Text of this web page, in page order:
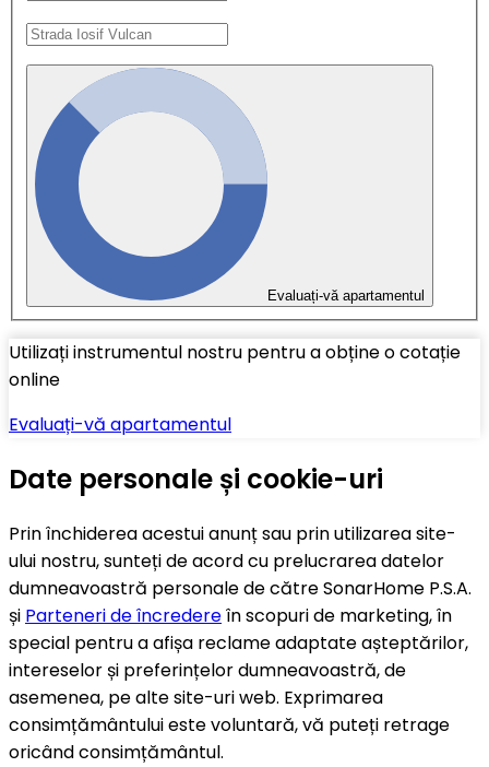
Evaluați-vă apartamentul
Utilizați instrumentul nostru pentru a obține o cotație
online
Evaluați-vă apartamentul
Date personale și cookie-uri
Prin închiderea acestui anunț sau prin utilizarea site-
ului nostru, sunteți de acord cu prelucrarea datelor
dumneavoastră personale de către SonarHome P.S.A.
și Parteneri de încredereîn scopuri de marketing, în
special pentru a afișa reclame adaptate așteptărilor,
intereselor și preferințelor dumneavoastră, de
asemenea, pe alte site-uri web. Exprimarea
consimțământului este voluntară, vă puteți retrage
oricând consimțământul.